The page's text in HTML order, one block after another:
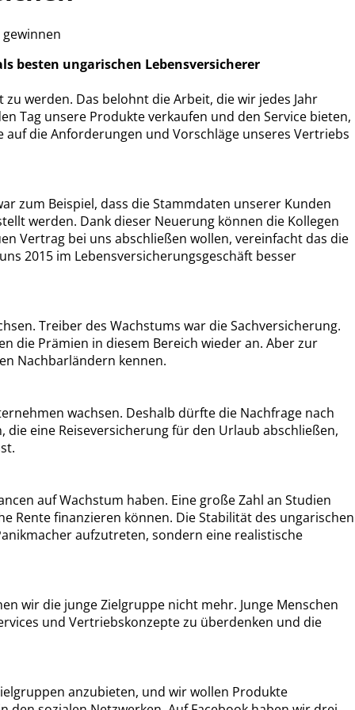
besten ungarischen Lebensversicherer
werden. Das belohnt die Arbeit, die wir jedes Jahr
Tag unsere Produkte verkaufen und den Service bieten,
die Anforderungen und Vorschläge unseres Vertriebs
zum Beispiel, dass die Stammdaten unserer Kunden
werden. Dank dieser Neuerung können die Kollegen
Vertrag bei uns abschließen wollen, vereinfacht das die
2015 im Lebensversicherungsgeschäft besser
Treiber des Wachstums war die Sachversicherung.
die Prämien in diesem Bereich wieder an. Aber zur
Nachbarländern kennen.
wachsen. Deshalb dürfte die Nachfrage nach
eine Reiseversicherung für den Urlaub abschließen,
auf Wachstum haben. Eine große Zahl an Studien
Rente finanzieren können. Die Stabilität des ungarischen
aufzutreten, sondern eine realistische
wir die junge Zielgruppe nicht mehr. Junge Menschen
und Vertriebskonzepte zu überdenken und die
anzubieten, und wir wollen Produkte